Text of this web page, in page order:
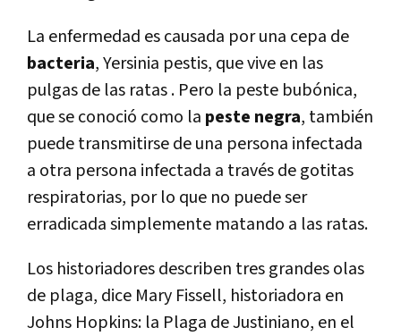
La enfermedad es causada por una cepa de
bacteria, Yersinia pestis, que vive en las
pulgas de las ratas . Pero la peste bubónica,
que se conoció como la peste negra, también
puede transmitirse de una persona infectada
a otra persona infectada a través de gotitas
respiratorias, por lo que no puede ser
erradicada simplemente matando a las ratas.
Los historiadores describen tres grandes olas
de plaga, dice Mary Fissell, historiadora en
Johns Hopkins: la Plaga de Justiniano, en el